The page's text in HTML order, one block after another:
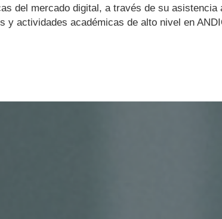
del mercado digital, a través de su asistencia
y actividades académicas de alto nivel en